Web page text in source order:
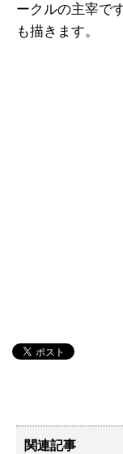
ークルの主宰で
も描きます。
関連記事